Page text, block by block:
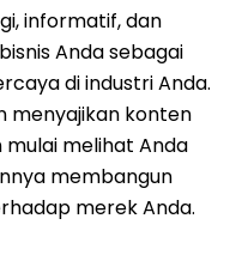
informatif, dan
Anda sebagai
di industri Anda.
menyajikan konten
melihat Anda
membangun
merek Anda.